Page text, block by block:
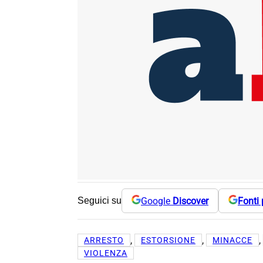
Seguici su Google Discover Fonti
ARRESTO , ESTORSIONE , MINACCE ,
VIOLENZA